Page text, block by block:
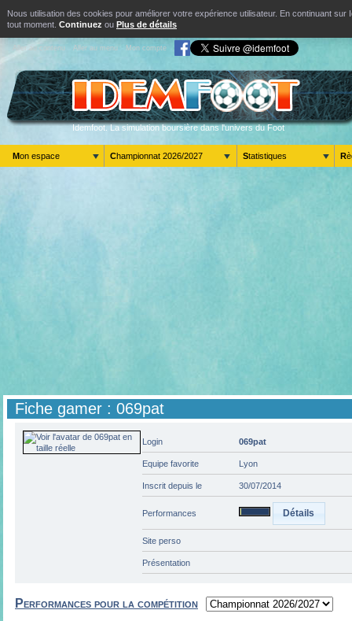
Nous utilisation des cookies pour améliorer votre expérience utilisateur. En continuant
tout moment. Continuez ou Plus de détails
Aller au contenu Aller au menu Mon compte
Idemfoot. La simulation boursière dans l'univers du Foot
Mon espace Championnat 2026/2027 Statistiques
Fiche gamer : 069pat
Login 069pat
Equipe favorite Lyon
Inscrit depuis le 30/07/2014
Performances Détails
Site perso
Présentation
Performances pour la compétition